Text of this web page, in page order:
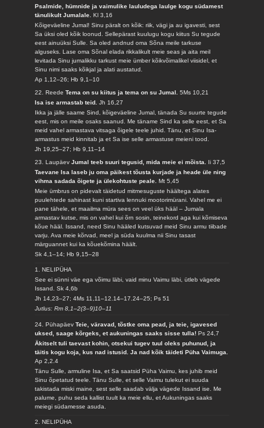
Psalmide, hümnide ja vaimulike lauludega laulge kogu südamest
tänulikult Jumalale.Kl 3,16
Kõigeväeline Jumal! Sinu päralt on kõik: riik, vägi ja au igavesti, sest
Sa üksi oled kõik loonud. Sellepärast kuulugu kogu kiitus Su tegude
eest ainuüksi Sulle. Sa oled andnud oma Sõna meile tarkuse
alguseks. Lase oma Sõnal elada rikkalikult meie seas ja aita meil
levitada Sinu jumalikku tarkust meie ümber kõikvõimalikel viisidel, et
Sinu nimi saaks kõikjal ja alati austatud.
Ap 1,12–26; Hb 9,1–10
22. ReedeTema on su kiitus ja tema on su Jumal.5Ms 10,21
Isa ise armastab teid.Jh 16,27
Ikka ja jälle saame Sind, kõigeväeline Jumal, tänada Su suurte tegude
eest, mis on meile osaks saanud. Me täname Sind ka selle eest, et Sa
meid vahel armastava vitsaga õigele teele juhid. Tänu, et Sinu Isa-
armastus meid kinnitab ja et Sa ise selle armastuse meieni tood.
Jh 19,25–27; Hb 9,11–14
23. LaupäevJumal teeb suuri tegusid, mida meie ei mõista. Ii 37,5
Taevane Isa laseb ju oma päikest tõusta kurjade ja heade üle ning
vihma sadada õigete ja ülekohtuste peale.Mt 5,45
Meie ümbrus on pidevalt täidetud mitmesuguste häältega alates
puulehtede sahinast kuni startiva lennuki mootorimürani. Vahel me ei
pane tähele, et maailma müra sees on veel üks hääl – Jumala
armastav kutse, mis on vahel kui õrn sosin, teinekord aga kui kõmiseva
kõue hääl. Issand, need Sinu hääled kutsuvad meid Sinu armu tiibade
varju. Ava meie kõrvad, meel ja süda kuulma nii Sinu tasast
märguannet kui ka kõuekõmina häält.
Sk 4,1–14; Hb 9,15–28
1. NELIPÜHA
See ei sünni väe ega võimu läbi, vaid minu Vaimu läbi, ütleb vägede
Issand.Sk 4,6b
Jh 14,23–27; 4Ms 11,11–12.14–17.24–25; Ps 51
Jutlus: Rm 8,1–2(3–9)10–11
24. PühapäevTeie, väravad, tõstke oma pead, ja teie, igavesed
uksed, saage kõrgeks, et aukuningas saaks sisse tulla!Ps 24,7
Äkitselt tuli taevast kohin, otsekui tugev tuul oleks puhunud, ja
täitis kogu koja, kus nad istusid. Ja nad kõik täideti Püha Vaimuga.
Ap 2,2.4
Tänu Sulle, armuline Isa, et Sa saatsid Püha Vaimu, kes juhib meid
Sinu õpetatud teele. Tänu Sulle, et selle Vaimu tulekut ei suuda
takistada miski maine, sest selle saadab välja vägede Issand ise. Me
palume, puhu seda kallist tuult ka meie ellu, et Aukuningas saaks
meiegi südamesse asuda.
2. NELIPÜHA